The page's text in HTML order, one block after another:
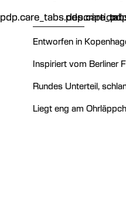
pdp.care_tabs.description
Entworfen in
Inspiriert vom Berliner
Rundes Unterteil,
Liegt eng am